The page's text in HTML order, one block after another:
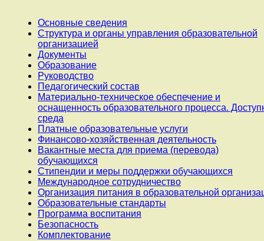
Основные сведения
Структура и органы управления образовательной
организацией
Документы
Образование
Руководство
Педагогический состав
Материально-техническое обеспечение и
оснащенность образовательного процесса.
среда
Платные образовательные услуги
Финансово-хозяйственная деятельность
Вакантные места для приема (перевода)
обучающихся
Стипендии и меры поддержки обучающихся
Международное сотрудничество
Организация питания в образовательной
Образовательные стандарты
Программа воспитания
Безопасность
Комплектование